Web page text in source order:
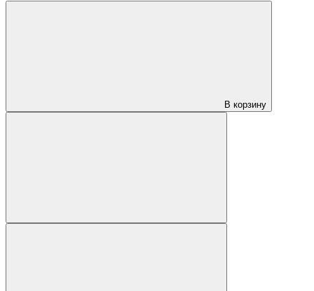
В корзину